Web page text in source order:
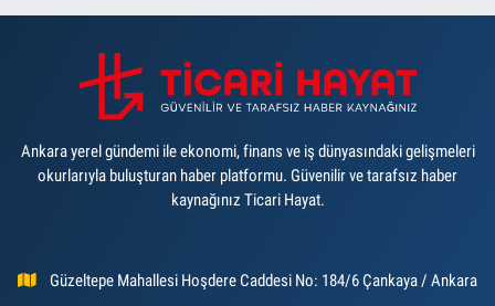
Ankara yerel gündemi ile ekonomi, finans ve iş dünyasındaki gelişmeleri
okurlarıyla buluşturan haber platformu. Güvenilir ve tarafsız haber
kaynağınız Ticari Hayat.
Güzeltepe Mahallesi Hoşdere Caddesi No: 184/6 Çankaya / Ankara